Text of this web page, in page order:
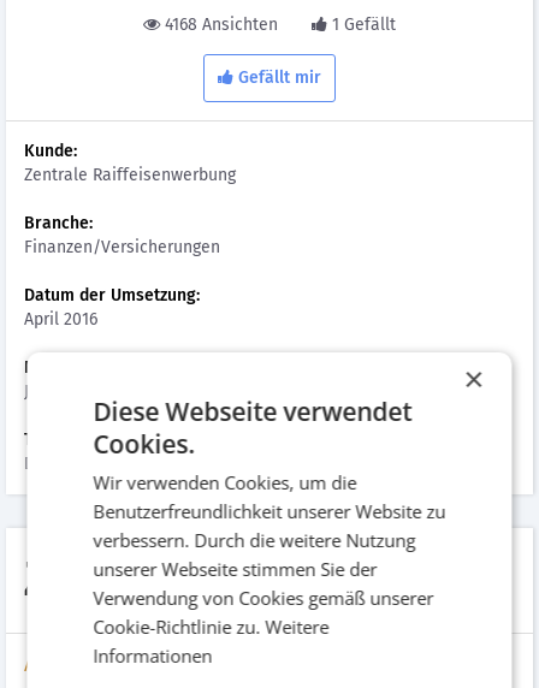
4168 Ansichten 1 Gefällt
Gefällt mir
Kunde:
Zentrale Raiffeisenwerbung
Branche:
Finanzen/Versicherungen
Datum der Umsetzung:
April 2016
Hinzugefügt am:
Januar 2017
Tags:
Diverses
ZRW Jugend
Aufgabenstellung
×
Diese Webseite verwendet
Cookies.
Wir verwenden Cookies, um die
Benutzerfreundlichkeit unserer Website zu
verbessern. Durch die weitere Nutzung
unserer Webseite stimmen Sie der
Verwendung von Cookies gemäß unserer
Cookie-Richtlinie zu.Weitere
Informationen